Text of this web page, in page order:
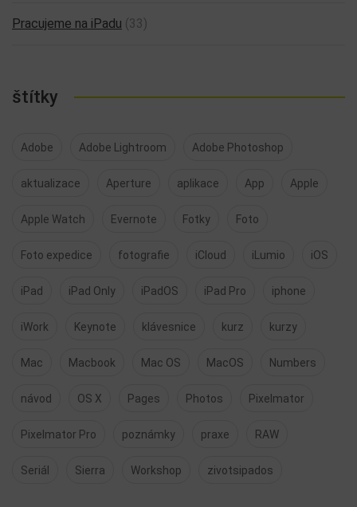
Pracujeme na iPadu (33)
štítky
Adobe Adobe Lightroom Adobe Photoshop
aktualizace Aperture aplikace App Apple
Apple Watch Evernote Fotky Foto
Foto expedice fotografie iCloud iLumio iOS
iPad iPad Only iPadOS iPad Pro iphone
iWork Keynote klávesnice kurz kurzy
Mac Macbook Mac OS MacOS Numbers
návod OS X Pages Photos Pixelmator
Pixelmator Pro poznámky praxe RAW
Seriál Sierra Workshop zivotsipados